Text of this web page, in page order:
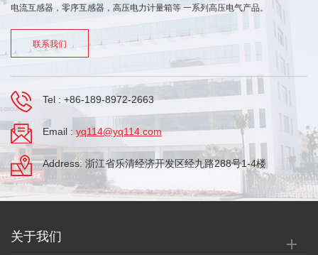
电流互感器，零序互感器，高压电力计量箱等 一系列高压电气产品。
联系我们
Tel : +86-189-8972-2663
Email : yq114@yq114.com
Address: 浙江省乐清经济开发区经九路288号1-4楼
关于我们